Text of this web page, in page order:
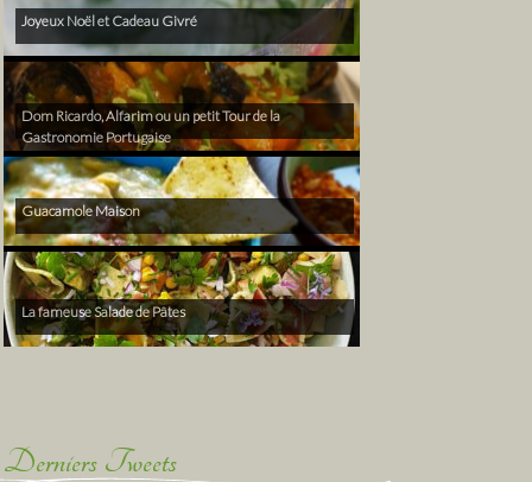
Joyeux Noël et Cadeau Givré
Dom Ricardo, Alfarim ou un petit Tour de la
Gastronomie Portugaise
Guacamole Maison
La fameuse Salade de Pâtes
Derniers Tweets